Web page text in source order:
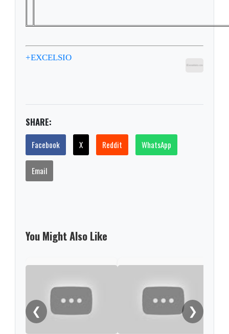
+EXCELSIO
SHARE:
Facebook X Reddit WhatsApp
Email
You Might Also Like
❮ ❯